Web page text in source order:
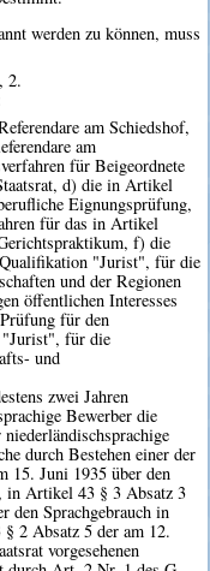
werden zu können, muss
2.
am Schiedshof,
am
für Beigeordnete
d) die in Artikel
Eignungsprüfung,
für das in Artikel
f) die
"Jurist", für die
und der Regionen
öffentlichen Interesses
für den
"Jurist", für die
und
zwei Jahren
Bewerber die
durch Bestehen einer der
15. Juni 1935 über den
in Artikel 43 § 3 Absatz 3
den Sprachgebrauch in
2 Absatz 5 der am 12.
vorgesehenen